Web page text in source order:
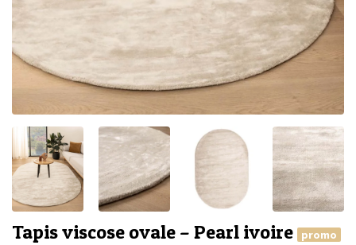
Tapis viscose ovale – Pearl ivoire
promo